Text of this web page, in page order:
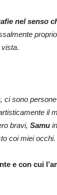
nel senso
vista.
ci sono
il
bravi, Samu
coi miei occhi.
e con cui